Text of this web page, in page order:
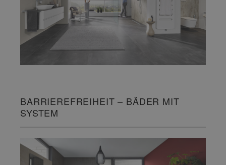
BARRIEREFREIHEIT – BÄDER MIT
SYSTEM